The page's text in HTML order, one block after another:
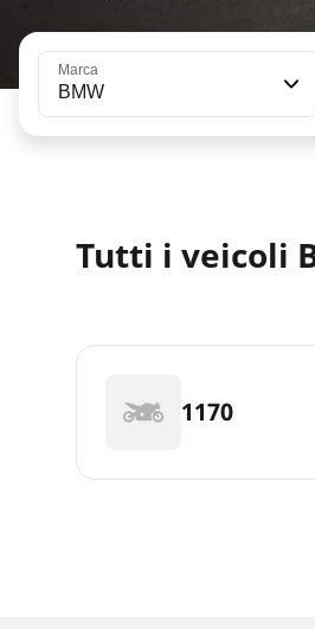
Marca
BMW
Tutti i veicoli
1170